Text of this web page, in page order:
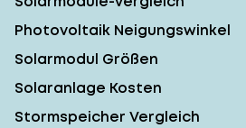
Photovoltaik Neigungswinkel
Solarmodul Größen
Solaranlage Kosten
Stormspeicher Vergleich